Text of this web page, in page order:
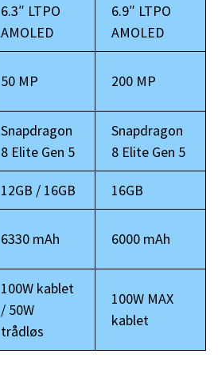
6.3″ LTPO
AMOLED
6.9″ LTPO
AMOLED
50 MP 200 MP
Snapdragon
8 Elite Gen 5
Snapdragon
8 Elite Gen 5
12GB / 16GB 16GB
6330 mAh 6000 mAh
100W kablet
/ 50W
trådløs
100W MAX
kablet